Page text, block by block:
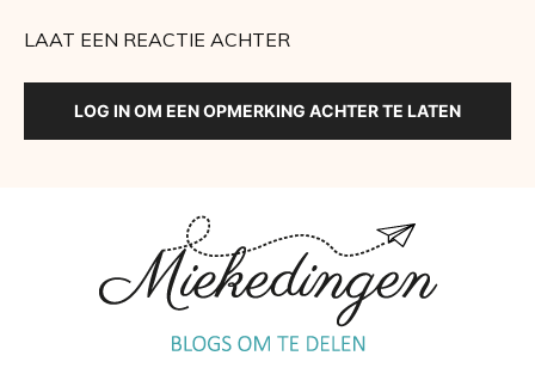
LAAT EEN REACTIE ACHTER
LOG IN OM EEN OPMERKING ACHTER TE LATEN